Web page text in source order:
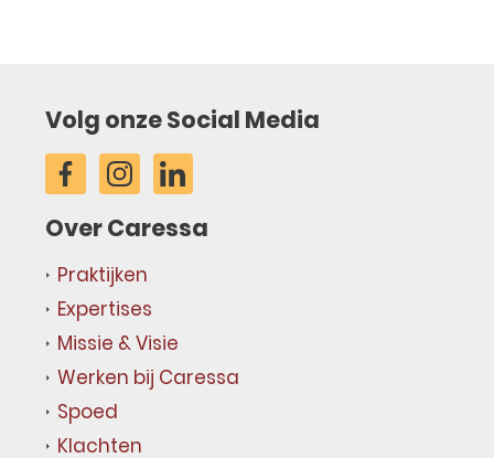
Volg onze Social Media
Over Caressa
Praktijken
Expertises
Missie & Visie
Werken bij Caressa
Spoed
Klachten